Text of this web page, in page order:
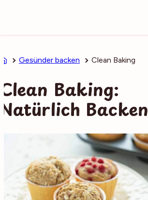
Gesünder backen Clean Baking
Clean Baking:
Natürlich Backen